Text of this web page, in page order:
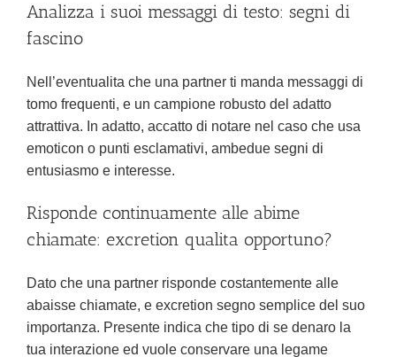
Analizza i suoi messaggi di testo: segni di
fascino
Nell’eventualita che una partner ti manda messaggi di
tomo frequenti, e un campione robusto del adatto
attrattiva. In adatto, accatto di notare nel caso che usa
emoticon o punti esclamativi, ambedue segni di
entusiasmo e interesse.
Risponde continuamente alle abime
chiamate: excretion qualita opportuno?
Dato che una partner risponde costantemente alle
abaisse chiamate, e excretion segno semplice del suo
importanza. Presente indica che tipo di se denaro la
tua interazione ed vuole conservare una legame